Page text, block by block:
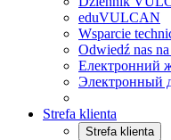
eduVULCAN
Wsparcie
Odwiedź nas
Електронний
Электронный
Strefa klienta
Strefa klienta